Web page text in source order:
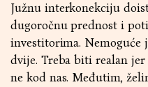
Južnu interkonekciju
dugoročnu prednost i
investitorima. Nemoguće
dvije. Treba biti realan
ne kod nas. Međutim,